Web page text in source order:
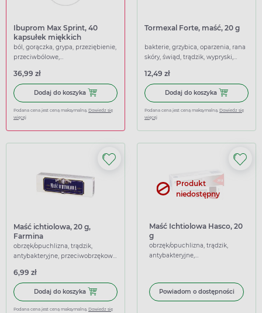
Ibuprom Max Sprint, 40
kapsułek miękkich
ból, gorączka, grypa, przeziębienie,
przeciwbólowe,
36,99 zł
Dodaj do koszyka Dodaj do koszyka Ibuprom Max Sprint, 40 kapsułek
Podana cena jest ceną maksymalną. Dowiedz się
więcej
Tormexal Forte, maść, 20 g
bakterie, grzybica, oparzenia, rana
skóry, świąd, trądzik, wypryski,
przeciwświądowe, przeciwzapalne,
regenerujące, łagodzące
12,49 zł
Dodaj do koszyka Dodaj do
Podana cena jest ceną maksymalną. Dowiedz się
więcej
Maść ichtiolowa, 20 g,
Farmina
obrzęk/opuchlizna, trądzik,
antybakteryjne, przeciwobrzękowe,
6,99 zł
Dodaj do koszyka Dodaj do koszyka Maść ichtiolowa, 20 g, Farmina
Podana cena jest ceną maksymalną. Dowiedz się
Produkt
niedostępny
Maść Ichtiolowa Hasco, 20
g
obrzęk/opuchlizna, trądzik,
antybakteryjne,
Powiadom o dostępności